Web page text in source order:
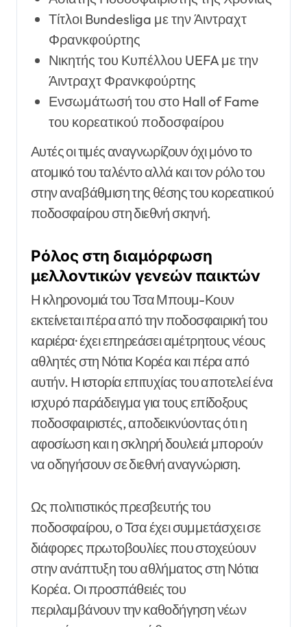
Τίτλοι Bundesliga με την Άιντραχτ
Φρανκφούρτης
Νικητής του Κυπέλλου UEFA με την
Άιντραχτ Φρανκφούρτης
Ενσωμάτωσή του στο Hall of Fame
του κορεατικού ποδοσφαίρου
Αυτές οι τιμές αναγνωρίζουν όχι μόνο το
ατομικό του ταλέντο αλλά και τον ρόλο του
στην αναβάθμιση της θέσης του κορεατικού
ποδοσφαίρου στη διεθνή σκηνή.
Ρόλος στη διαμόρφωση
μελλοντικών γενεών παικτών
Η κληρονομιά του Τσα Μπουμ-Κουν
εκτείνεται πέρα από την ποδοσφαιρική του
καριέρα· έχει επηρεάσει αμέτρητους νέους
αθλητές στη Νότια Κορέα και πέρα από
αυτήν. Η ιστορία επιτυχίας του αποτελεί ένα
ισχυρό παράδειγμα για τους επίδοξους
ποδοσφαιριστές, αποδεικνύοντας ότι η
αφοσίωση και η σκληρή δουλειά μπορούν
να οδηγήσουν σε διεθνή αναγνώριση.
Ως πολιτιστικός πρεσβευτής του
ποδοσφαίρου, ο Τσα έχει συμμετάσχει σε
διάφορες πρωτοβουλίες που στοχεύουν
στην ανάπτυξη του αθλήματος στη Νότια
Κορέα. Οι προσπάθειές του
περιλαμβάνουν την καθοδήγηση νέων